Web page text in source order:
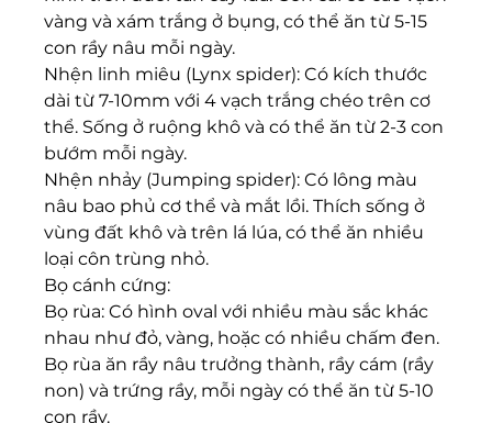
vàng và xám trắng ở bụng, có thể ăn từ 5-15
con rầy nâu mỗi ngày.
Nhện linh miêu (Lynx spider): Có kích thước
dài từ 7-10mm với 4 vạch trắng chéo trên cơ
thể. Sống ở ruộng khô và có thể ăn từ 2-3 con
bướm mỗi ngày.
Nhện nhảy (Jumping spider): Có lông màu
nâu bao phủ cơ thể và mắt lồi. Thích sống ở
vùng đất khô và trên lá lúa, có thể ăn nhiều
loại côn trùng nhỏ.
Bọ cánh cứng:
Bọ rùa: Có hình oval với nhiều màu sắc khác
nhau như đỏ, vàng, hoặc có nhiều chấm đen.
Bọ rùa ăn rầy nâu trưởng thành, rầy cám (rầy
non) và trứng rầy, mỗi ngày có thể ăn từ 5-10
con rầy.